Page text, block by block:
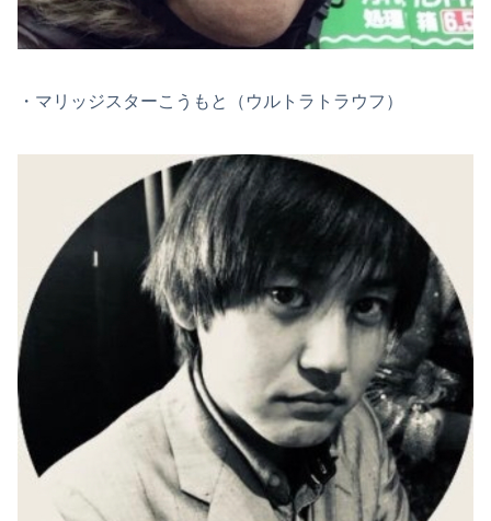
・マリッジスターこうもと（ウルトラトラウフ）